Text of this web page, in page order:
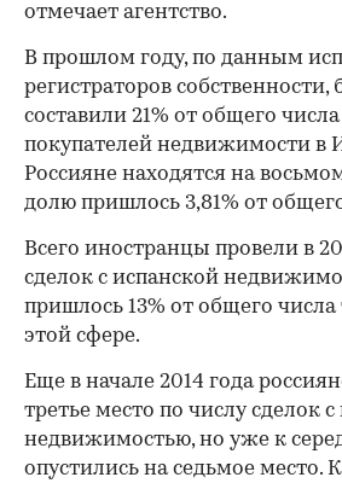
отмечает агентство.
В прошлом году, по данным
регистраторов
составили 21% от общего
покупателей недвижимости в
Россияне находятся на
долю пришлось 3,81% от
Всего иностранцы провели в
сделок с испанской
пришлось 13% от общего
этой сфере.
Еще в начале 2014 года
третье место по числу сделок
недвижимостью, но уже к
опустились на седьмое место.